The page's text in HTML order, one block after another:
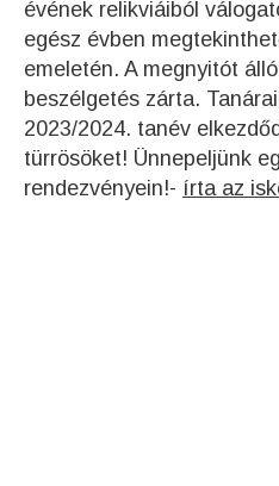
évének relikviáiból
egész évben
emeletén. A megnyitót
beszélgetés zárta.
2023/2024. tanév
türrösöket! Ünnepeljünk
rendezvényein!- írta az